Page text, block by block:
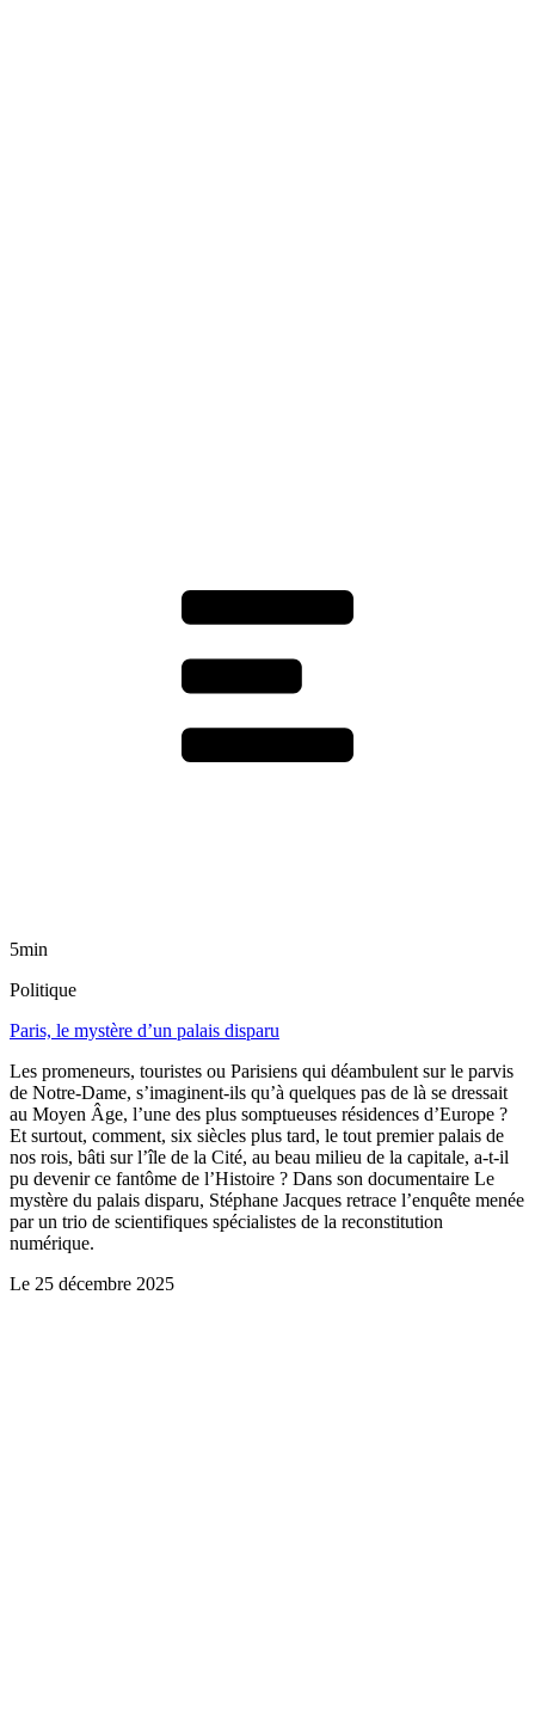
5min
Politique
Paris, le mystère d’un palais disparu
Les promeneurs, touristes ou Parisiens qui déambulent sur le parvis
de Notre-Dame, s’imaginent-ils qu’à quelques pas de là se dressait
au Moyen Âge, l’une des plus somptueuses résidences d’Europe ?
Et surtout, comment, six siècles plus tard, le tout premier palais de
nos rois, bâti sur l’île de la Cité, au beau milieu de la capitale, a-t-il
pu devenir ce fantôme de l’Histoire ? Dans son documentaire Le
mystère du palais disparu, Stéphane Jacques retrace l’enquête menée
par un trio de scientifiques spécialistes de la reconstitution
numérique.
Le 25 décembre 2025